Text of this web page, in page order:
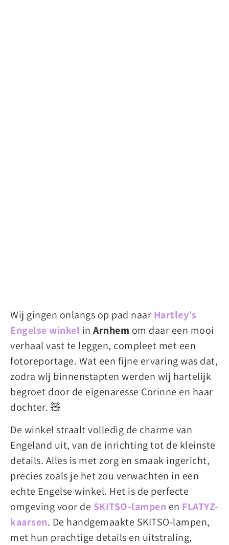
Wij gingen onlangs op pad naar Hartley’s
Engelse winkel in Arnhem om daar een mooi
verhaal vast te leggen, compleet met een
fotoreportage. Wat een fijne ervaring was dat,
zodra wij binnenstapten werden wij hartelijk
begroet door de eigenaresse Corinne en haar
dochter. 🧸
De winkel straalt volledig de charme van
Engeland uit, van de inrichting tot de kleinste
details. Alles is met zorg en smaak ingericht,
precies zoals je het zou verwachten in een
echte Engelse winkel. Het is de perfecte
omgeving voor de SKITSO-lampen en FLATYZ-
kaarsen. De handgemaakte SKITSO-lampen,
met hun prachtige details en uitstraling,